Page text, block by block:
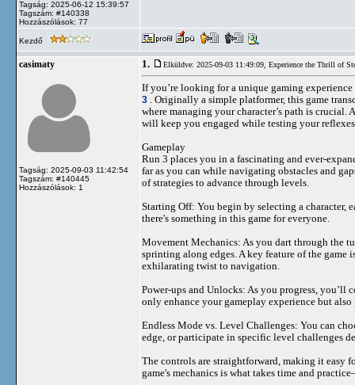
Tagság: 2025-06-12 15:39:57
Tagszám: #140338
Hozzászólások: 77
Kezdő
casimaty
Tagság: 2025-09-03 11:42:54
Tagszám: #140445
Hozzászólások: 1
1. Elküldve: 2025-09-03 11:49:09, Experience the Thrill of
If you’re looking for a unique gaming
3 . Originally a simple platformer, this game
where managing your character’s path is
will keep you engaged while testing your
Gameplay
Run 3 places you in a fascinating and ever-
far as you can while navigating obstacles and
of strategies to advance through levels.
Starting Off: You begin by selecting a character,
there's something in this game for everyone.
Movement Mechanics: As you dart through the
sprinting along edges. A key feature of the
exhilarating twist to navigation.
Power-ups and Unlocks: As you progress, you’ll
only enhance your gameplay experience but
Endless Mode vs. Level Challenges: You can
edge, or participate in specific level challenges
The controls are straightforward, making it easy
game's mechanics is what takes time and